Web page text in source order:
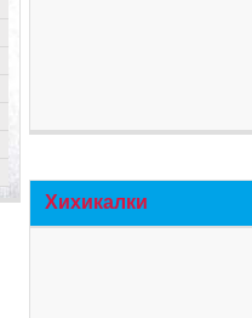
Хихикалки